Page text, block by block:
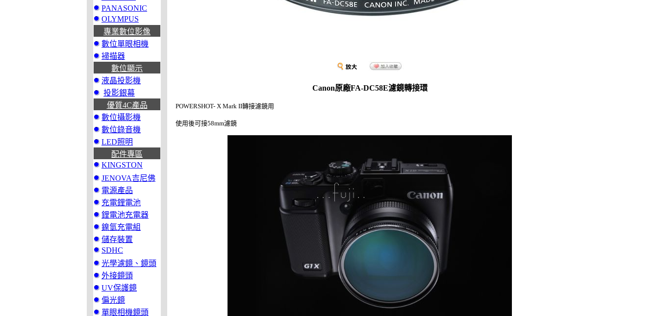
PANASONIC
OLYMPUS
專業數位影像
數位單眼相機
掃描器
數位顯示
液晶投影機
投影銀幕
優質4C產品
數位攝影機
數位錄音機
LED照明
配件專區
KINGSTON
JENOVA吉尼佛
電源產品
充電鋰電池
鋰電池充電器
鎳氫充電組
儲存裝置
SDHC
光學濾鏡、鏡頭
外接鏡頭
UV保護鏡
偏光鏡
單眼相機鏡頭
Canon原廠FA-DC58E濾鏡轉接環
POWERSHOT- X Mark II轉接濾鏡用
使用後可接58mm濾鏡